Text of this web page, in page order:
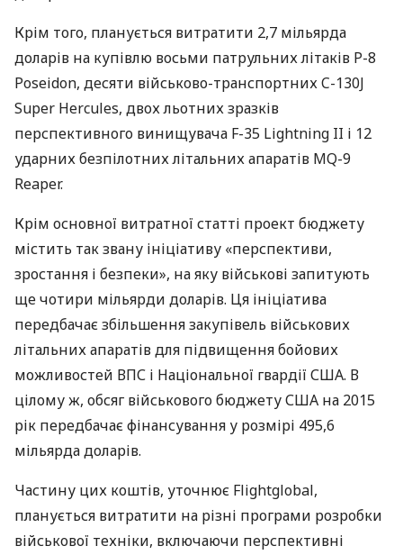
Крім того, планується витратити 2,7 мільярда
доларів на купівлю восьми патрульних літаків P-8
Poseidon, десяти військово-транспортних C-130J
Super Hercules, двох льотних зразків
перспективного винищувача F-35 Lightning II і 12
ударних безпілотних літальних апаратів MQ-9
Reaper.
Крім основної витратної статті проект бюджету
містить так звану ініціативу «перспективи,
зростання і безпеки», на яку військові запитують
ще чотири мільярди доларів. Ця ініціатива
передбачає збільшення закупівель військових
літальних апаратів для підвищення бойових
можливостей ВПС і Національної гвардії США. В
цілому ж, обсяг військового бюджетуСША на 2015
рік передбачає фінансування у розмірі 495,6
мільярда доларів.
Частину цих коштів, уточнює Flightglobal,
планується витратити на різні програми розробки
військової техніки, включаючи перспективні